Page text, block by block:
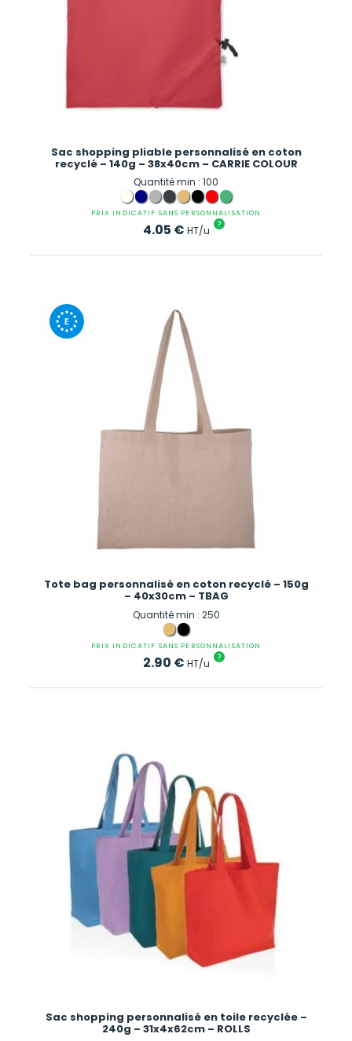
Sac shopping pliable personnalisé en coton
recyclé – 140g – 38x40cm – CARRIE COLOUR
Quantité min : 100
PRIX INDICATIF SANS PERSONNALISATION
4.05 € HT/u ?
Tote bag personnalisé en coton recyclé – 150g
– 40x30cm – TBAG
Quantité min : 250
PRIX INDICATIF SANS PERSONNALISATION
2.90 € HT/u ?
Sac shopping personnalisé en toile recyclée –
240g – 31x4x62cm – ROLLS